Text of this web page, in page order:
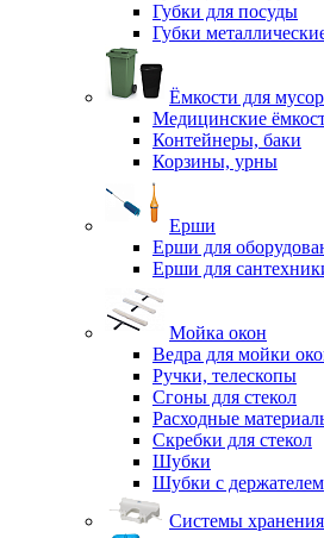
Губки для посуды
Губки
Ёмкости для
Медицинские
Контейнеры, баки
Корзины, урны
Ерши
Ерши для
Ерши для
Мойка окон
Ведра для мойки
Ручки, телескопы
Сгоны для стекол
Расходные
Скребки для стекол
Шубки
Шубки с держателем
Системы